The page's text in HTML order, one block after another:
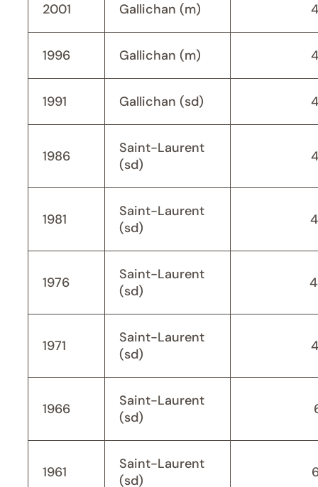
2001 Gallichan (m)
1996 Gallichan (m)
1991 Gallichan (sd)
1986
Saint-Laurent
(sd)
1981
Saint-Laurent
(sd)
1976
Saint-Laurent
(sd)
1971
Saint-Laurent
(sd)
1966
Saint-Laurent
(sd)
1961
Saint-Laurent
(sd)